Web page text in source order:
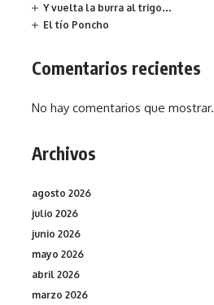
Y vuelta la burra al trigo…
El tío Poncho
Comentarios recientes
No hay comentarios que mostrar.
Archivos
agosto 2026
julio 2026
junio 2026
mayo 2026
abril 2026
marzo 2026